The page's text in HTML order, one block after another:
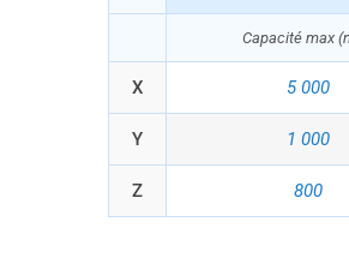
Capacité max
X 5 000
Y 1 000
Z 800